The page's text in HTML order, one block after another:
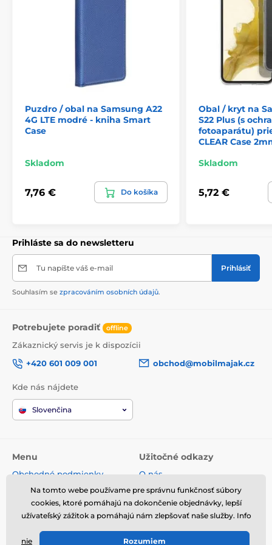
Puzdro / obal na Samsung A22
4G LTE modré - kniha Smart
Case
Skladom
7,76 € Do košíka
Obal / kryt na
S22 Plus (s
fotoaparátu)
CLEAR Case
Skladom
5,72 €
Prihláste sa do newsletteru
Tu napíšte váš e-mail Prihlásiť
Souhlasím se zpracováním osobních údajů.
Potrebujete poradiť offline
Zákaznický servis je k dispozícii
+420 601 009 001
obchod@mobilmajak.cz
Kde nás nájdete
Slovenčina
Menu
Obchodné podmienky
Reklamácie
Spracovanie osobných údajov
Doprava a platba
Odstúpenie od zmluvy
Užitočné odkazy
O nás
Servis
Voľné miesta
Kontakt
Na tomto webe používame pre správnu funkčnosť súbory
cookies, ktoré pomáhajú na dokončenie objednávky, lepší
užívateľský zážitok a pomáhajú nám zlepšovať naše služby. Info
nie Rozumiem